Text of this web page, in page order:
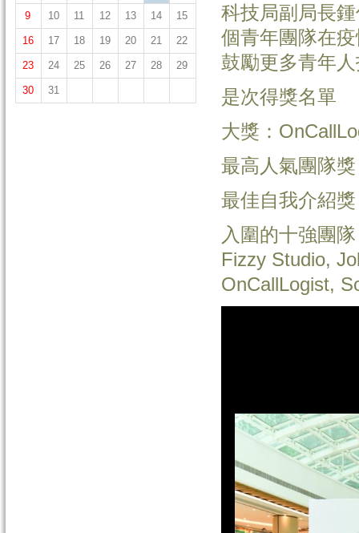
9 10 11 12 13 14 15
16 17 18 19 20 21 22
23 24 25 26 27 28 29
30 31
科技局副局長
個青年團隊在
鼓勵更多青年
是次得獎名單
大獎：
最高人氣團隊
最佳自我介紹
入圍的十強團
Fizzy Studio,
OnCallLogist,